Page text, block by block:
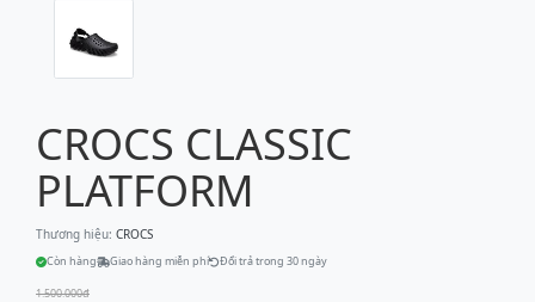
CROCS CLASSIC
PLATFORM
Thương hiệu: CROCS
Còn hàng Giao hàng miễn phí Đổi trả trong 30 ngày
1.500.000đ